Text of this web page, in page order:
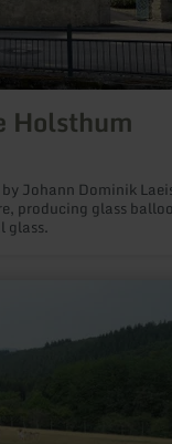
Holsthum
Johann Dominik
producing glass
glass.